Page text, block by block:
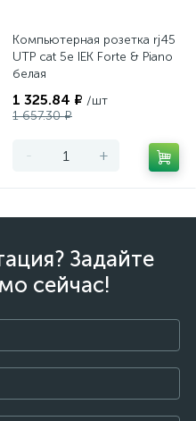
Компьютерная розетка rj45
UTP cat 5e IEK Forte & Piano
белая
1 325.84 ₽ /шт
1 657.30 ₽
- +
Задайте
сейчас!